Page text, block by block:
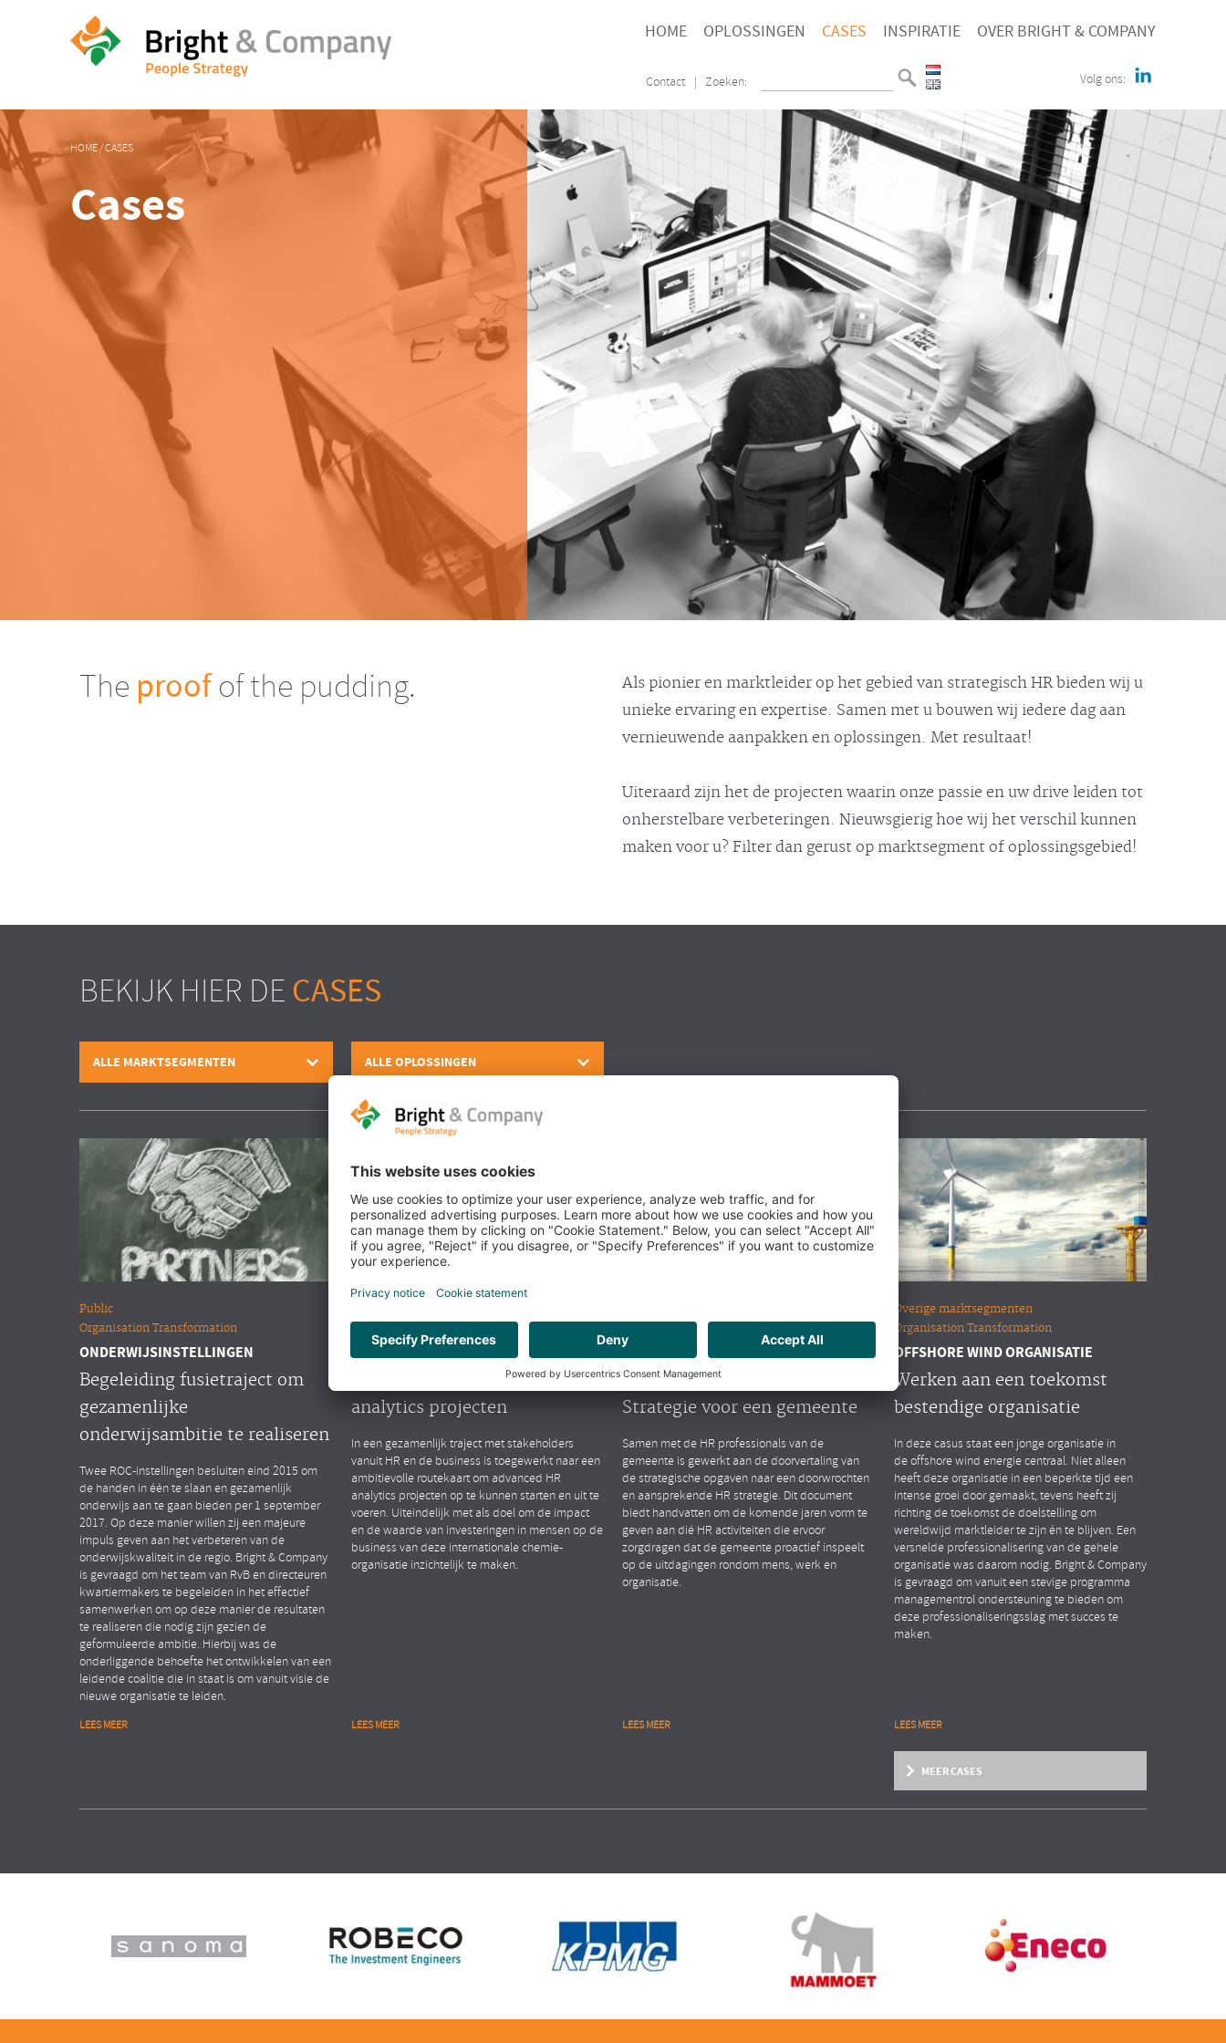
HOME OPLOSSINGEN CASES INSPIRATIE OVER BRIGHT & COMPANY
Contact | Zoeken: Volg ons:
HOME/CASES
Cases
The proofof the pudding.
Als pionier en marktleider op het gebied van strategisch HR bieden wij u
unieke ervaring en expertise. Samen met u bouwen wij iedere dag aan
vernieuwende aanpakken en oplossingen. Met resultaat!
Uiteraard zijn het de projecten waarin onze passie en uw drive leiden tot
onherstelbare verbeteringen. Nieuwsgierig hoe wij het verschil kunnen
maken voor u? Filter dan gerust op marktsegment of oplossingsgebied!
BEKIJK HIER DE CASES
ALLE MARKTSEGMENTEN ALLE OPLOSSINGEN
Public
Organisation Transformation
ONDERWIJSINSTELLINGEN
Begeleiding fusietraject om
gezamenlijke
onderwijsambitie te realiseren
Twee ROC-instellingen besluiten eind 2015 om
de handen in één te slaan en gezamenlijk
onderwijs aan te gaan bieden per 1 september
2017. Op deze manier willen zij een majeure
impuls geven aan het verbeteren van de
onderwijskwaliteit in de regio. Bright & Company
is gevraagd om het team van RvB en directeuren
kwartiermakers te begeleiden in het effectief
samenwerken om op deze manier de resultaten
te realiseren die nodig zijn gezien de
geformuleerde ambitie. Hierbij was de
onderliggende behoefte het ontwikkelen van een
leidende coalitie die in staat is om vanuit visie de
nieuwe organisatie te leiden.
LEES MEER
People Analytics
MULTINATIONAL CHEMIESECTOR
Opstarten van advanced HR
analytics projecten
In een gezamenlijk traject met stakeholders
vanuit HR en de business is toegewerkt naar een
ambitievolle routekaart om advanced HR
analytics projecten op te kunnen starten en uit te
voeren. Uiteindelijk met als doel om de impact
en de waarde van investeringen in mensen op de
business van deze internationale chemie-
organisatie inzichtelijk te maken.
LEES MEER
People Strategy
GEMEENTE (ZH)
Opstellen van gedragen HR
Strategie voor een gemeente
Samen met de HR professionals van de
gemeente is gewerkt aan de doorvertaling van
de strategische opgaven naar een doorwrochten
en aansprekende HR strategie. Dit document
biedt handvatten om de komende jaren vorm te
geven aan dié HR activiteiten die ervoor
zorgdragen dat de gemeente proactief inspeelt
op de uitdagingen rondom mens, werk en
organisatie.
LEES MEER
Overige marktsegmenten
Organisation Transformation
OFFSHORE WIND ORGANISATIE
Werken aan een toekomst
bestendige organisatie
In deze casus staat een jonge organisatie in
de offshore wind energie centraal. Niet alleen
heeft deze organisatie in een beperkte tijd een
intense groei door gemaakt, tevens heeft zij
richting de toekomst de doelstelling om
wereldwijd marktleider te zijn én te blijven. Een
versnelde professionalisering van de gehele
organisatie was daarom nodig. Bright & Company
is gevraagd om vanuit een stevige programma
managementrol ondersteuning te bieden om
deze professionaliseringsslag met succes te
maken.
LEES MEER
Financiële dienstverlening
Public
Public
MINISTERIE VAN VEILIGHEID EN
Zakelijke dienstverlening
MEER CASES